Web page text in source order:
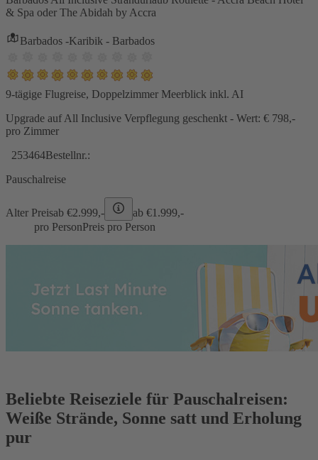
& Spa oder The Abidah by Accra
Barbados -Karibik - Barbados
9-tägige Flugreise, Doppelzimmer Meerblick inkl. AI
Upgrade auf All Inclusive Verpflegung geschenkt - Wert: € 798,-
pro Zimmer
253464Bestellnr.:
Pauschalreise
Alter Preisab €2.999,- ab €1.999,-
pro PersonPreis pro Person
Beliebte Reiseziele für Pauschalreisen:
Weiße Strände, Sonne satt und Erholung
pur